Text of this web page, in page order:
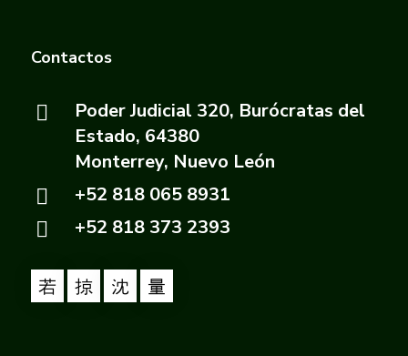
Contactos
Poder Judicial 320, Burócratas del
Estado, 64380
Monterrey, Nuevo León
+52 818 065 8931
+52 818 373 2393